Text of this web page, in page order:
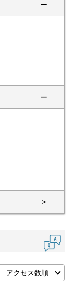
ー
ー
>